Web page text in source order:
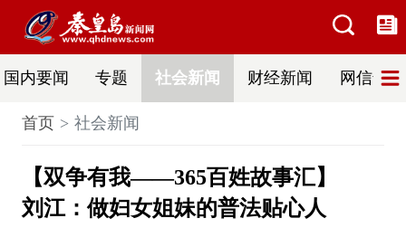
国内要闻 专题 社会新闻 财经新闻 网信普法
首页 社会新闻
【双争有我——365百姓故事汇】
刘江：做妇女姐妹的普法贴心人